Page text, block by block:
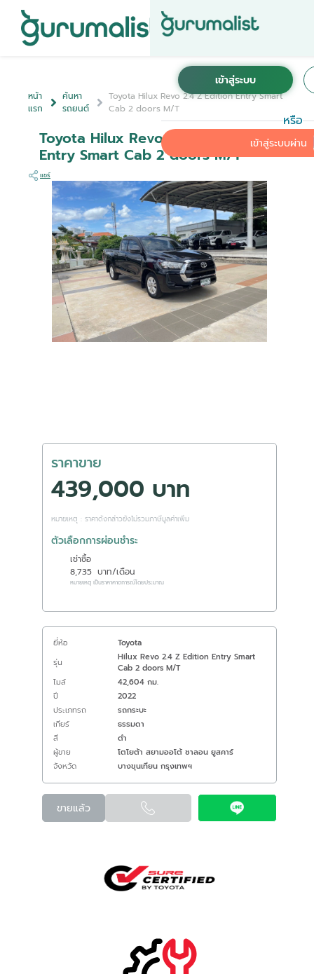
หรือ
เข้าสู่ระบบผ่าน
หน้า
แรก
ค้นหา
รถยนต์
Toyota Hilux Revo 2.4 Z Edition Entry Smart
Cab 2 doors M/T
Toyota Hilux Revo 2.4 Z Edition
Entry Smart Cab 2 doors M/T
แชร์
ราคาขาย
439,000 บาท
หมายเหตุ : ราคาดังกล่าวยังไม่รวมภาษีมูลค่าเพิ่ม
ตัวเลือกการผ่อนชำระ
เช่าซื้อ
8,735 บาท/เดือน
หมายเหตุ เป็นราคาคาดการณ์โดยประมาณ
ยี่ห้อ
Toyota
รุ่น
Hilux Revo 2.4 Z Edition Entry Smart
Cab 2 doors M/T
ไมล์
42,604 กม.
ปี
2022
ประเภทรถ
รถกระบะ
เกียร์
ธรรมดา
สี
ดำ
ผู้ขาย
โตโยต้า สยามออโต้ ซาลอน ยูสคาร์
จังหวัด
บางขุนเทียน กรุงเทพฯ
ขายแล้ว